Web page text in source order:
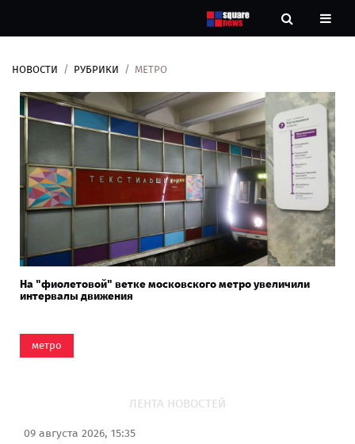
Рубрики
Контакты
нас
НОВОСТИ РУБРИКИ МЕТРО
На "фиолетовой" ветке московского метро увеличили
интервалы движения
метро
ЛЕНТА НОВОСТЕЙ
09 августа 2026, 15:35